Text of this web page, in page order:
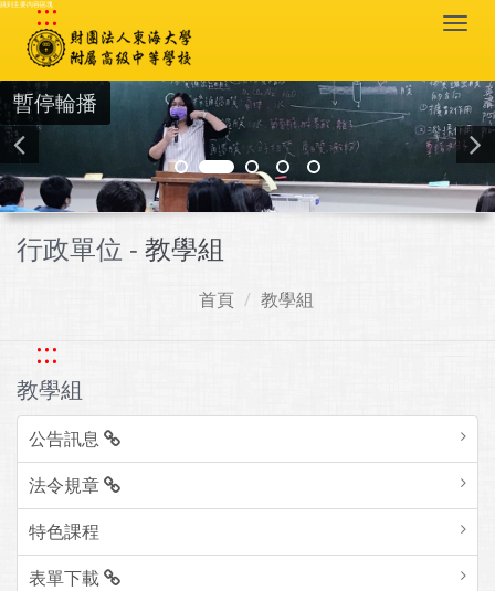
跳到主要內容區塊
:::
暫停輪播
行政單位 - 教學組
首頁 教學組
:::
教學組
公告訊息
法令規章
特色課程
表單下載